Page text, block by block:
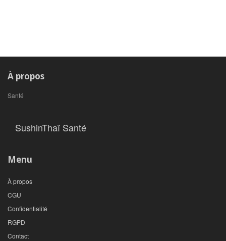
À propos
Santé
SushinThaï Santé
Menu
À propos
CGU
Confidentialité
RGPD
Contact